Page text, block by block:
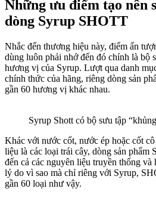
Những ưu điểm tạo nên
dòng Syrup SHOTT
Nhắc đến thương hiệu này, điểm ấn
dùng luôn phải nhớ đến đó chính là bộ
hương vị của Syrup. Lượt qua danh
chính thức của hãng, riêng dòng sản
gần 60 hương vị khác nhau.
Syrup Shott có bộ sưu tập
Khác với nước cốt, nước ép hoặc cốt
liệu là các loại trái cây, dòng sản phẩm
đến cả các nguyên liệu truyền thống
lý do vì sao mà chỉ riêng với Syrup,
gần 60 loại như vậy.